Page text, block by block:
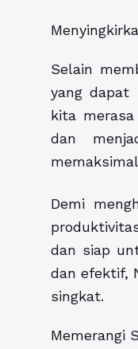
Selain
yang dapat
kita
dan
Demi
dan siap
dan efektif,
singkat.
Memerangi